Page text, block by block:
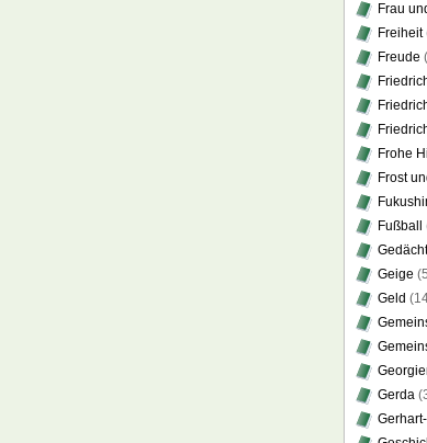
Frau
Freiheit
Freude
Frohe
Frost
Fußball
Geige
Geld
Gerda